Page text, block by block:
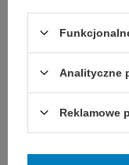
sportowe i
Uwaga:
Nie
np.
Analityczne
Reklamowe